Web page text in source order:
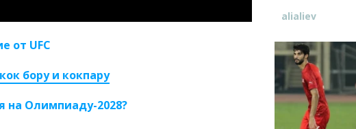
от UFC
бору и кокпару
на Олимпиаду-2028?
alialiev